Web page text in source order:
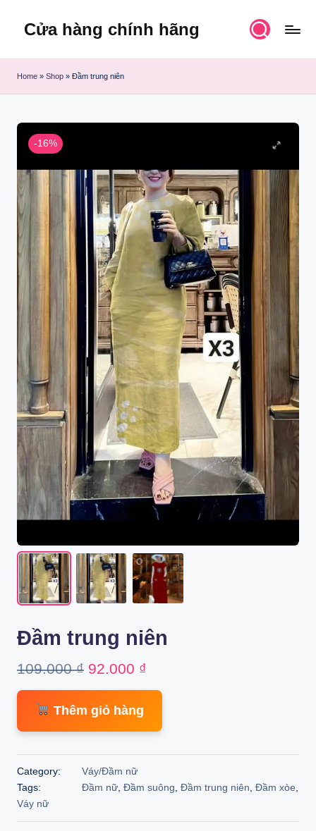
Cửa hàng chính hãng
Home » Shop » Đầm trung niên
-16%
Đầm trung niên
109.000₫ Original
price
was:
92.000 ₫
price
Thêm giỏ hàng
Category:
Váy/Đầm nữ
Tags:
Đầm nữ, Đầm suông, Đầm trung niên, Đầm xòe,
Váy nữ